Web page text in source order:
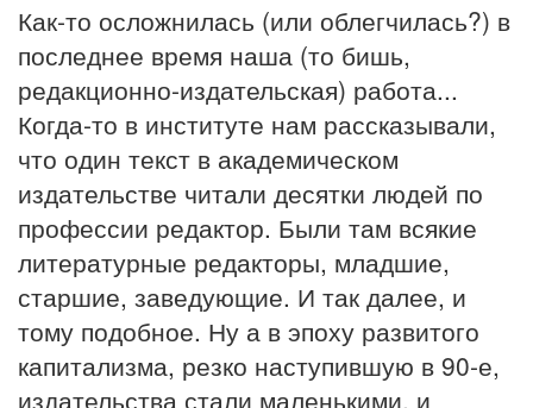
Как-то осложнилась (или облегчилась?) в
последнее время наша (то бишь,
редакционно-издательская) работа...
Когда-то в институте нам рассказывали,
что один текст в академическом
издательстве читали десятки людей по
профессии редактор. Были там всякие
литературные редакторы, младшие,
старшие, заведующие. И так далее, и
тому подобное. Ну а в эпоху развитого
капитализма, резко наступившую в 90-е,
издательства стали маленькими, и